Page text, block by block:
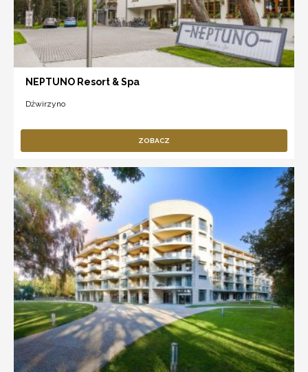
NEPTUNO Resort & Spa
Dźwirzyno
ZOBACZ